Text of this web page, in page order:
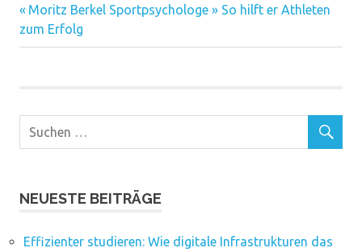
Beitragsnavigation
Vorheriger
Beitrag:
Moritz Berkel Sportpsychologe » So hilft er Athleten
zum Erfolg
NEUESTE BEITRÄGE
Effizienter studieren: Wie digitale Infrastrukturen das